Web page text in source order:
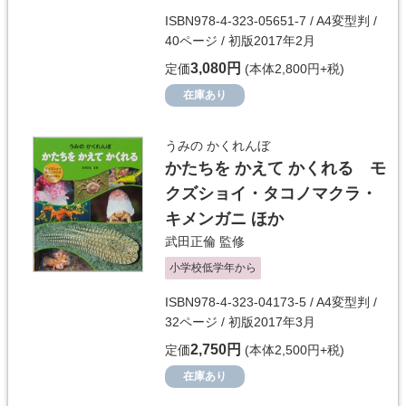
ISBN978-4-323-05651-7 / A4変型判 /
40ページ / 初版2017年2月
定価3,080円 (本体2,800円+税)
在庫あり
うみの かくれんぼ
かたちを かえて かくれる モ
クズショイ・タコノマクラ・
キメンガニ ほか
武田正倫 監修
小学校低学年から
ISBN978-4-323-04173-5 / A4変型判 /
32ページ / 初版2017年3月
定価2,750円 (本体2,500円+税)
在庫あり